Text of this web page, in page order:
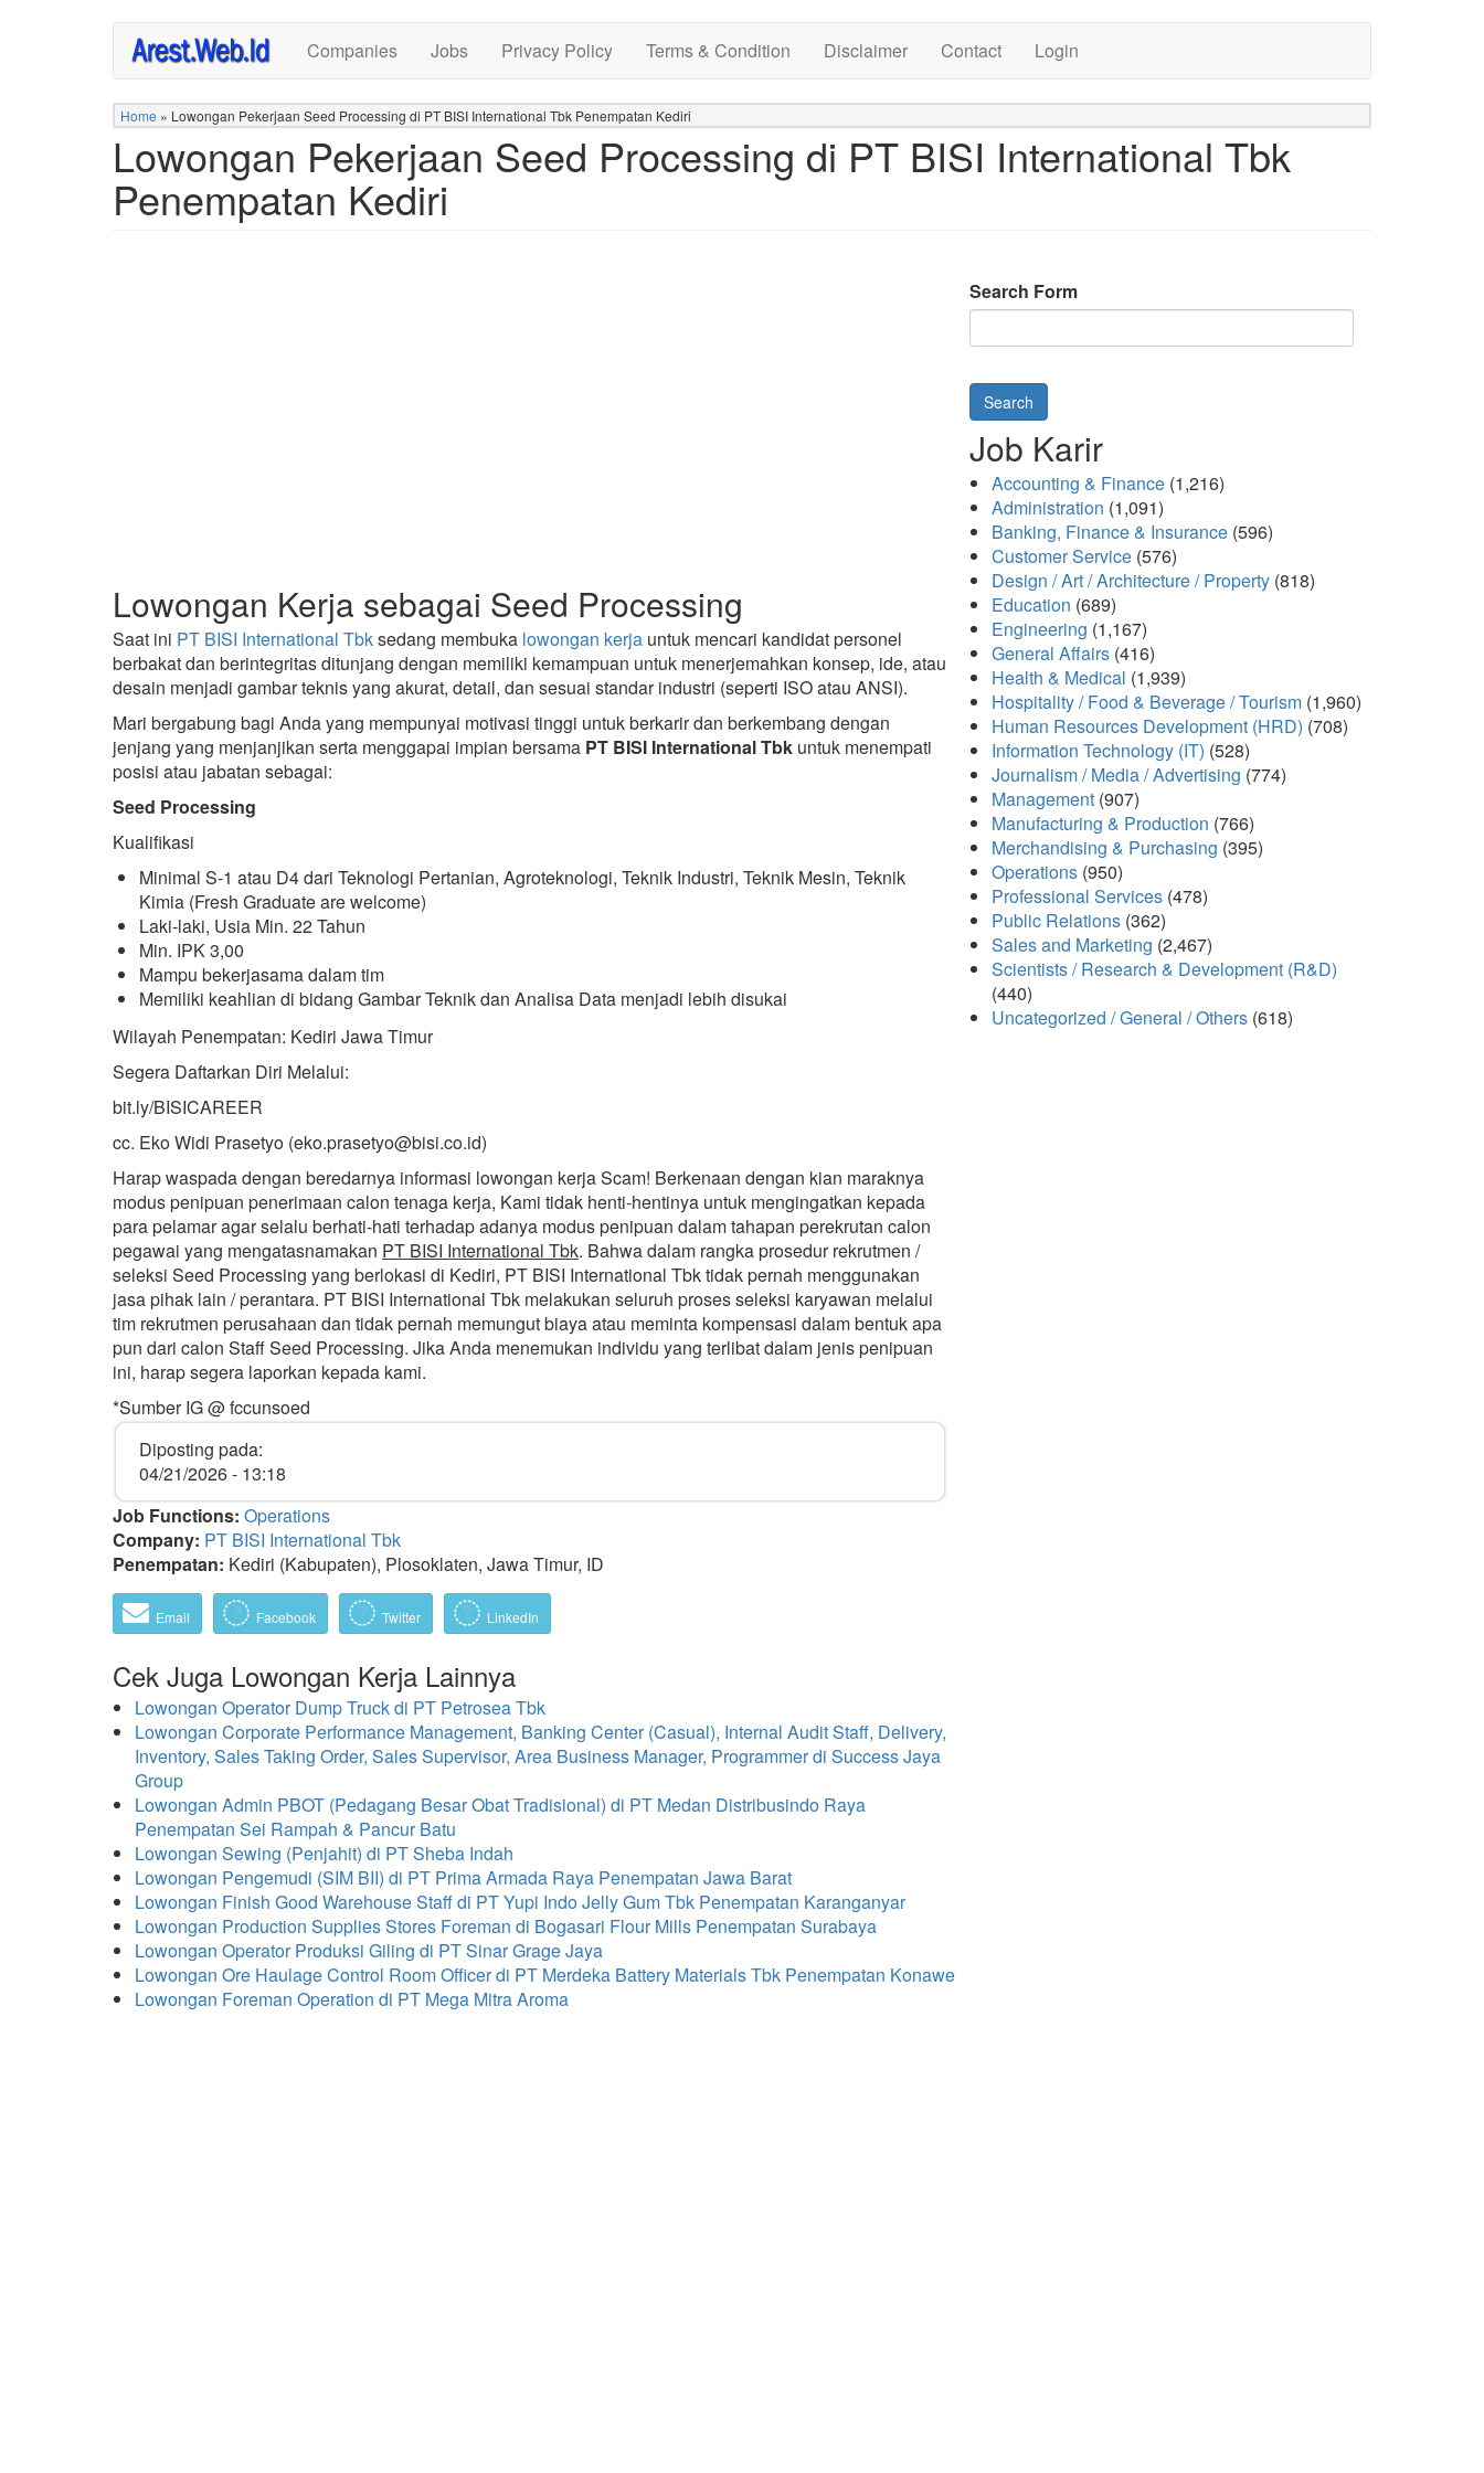
Companies Jobs Privacy Policy Terms & Condition Disclaimer Contact Login
Home » Lowongan Pekerjaan Seed Processing di PT BISI International Tbk Penempatan Kediri
Lowongan Pekerjaan Seed Processing di PT BISI International Tbk
Penempatan Kediri
Lowongan Kerja sebagai Seed Processing
Saat ini PT BISI International Tbksedang membuka lowongan kerja untuk mencari kandidat personel
berbakat dan berintegritas ditunjang dengan memiliki kemampuan untuk menerjemahkan konsep, ide, atau
desain menjadi gambar teknis yang akurat, detail, dan sesuai standar industri (seperti ISO atau ANSI).
Mari bergabung bagi Anda yang mempunyai motivasi tinggi untuk berkarir dan berkembang dengan
jenjang yang menjanjikan serta menggapai impian bersama PT BISI International Tbk untuk menempati
posisi atau jabatan sebagai:
Seed Processing
Kualifikasi
Minimal S-1 atau D4 dari Teknologi Pertanian, Agroteknologi, Teknik Industri, Teknik Mesin, Teknik
Kimia (Fresh Graduate are welcome)
Laki-laki, Usia Min. 22 Tahun
Min. IPK 3,00
Mampu bekerjasama dalam tim
Memiliki keahlian di bidang Gambar Teknik dan Analisa Data menjadi lebih disukai
Wilayah Penempatan: Kediri Jawa Timur
Segera Daftarkan Diri Melalui:
bit.ly/BISICAREER
cc. Eko Widi Prasetyo (eko.prasetyo@bisi.co.id)
Harap waspada dengan beredarnya informasi lowongan kerja Scam! Berkenaan dengan kian maraknya
modus penipuan penerimaan calon tenaga kerja, Kami tidak henti-hentinya untuk mengingatkan kepada
para pelamar agar selalu berhati-hati terhadap adanya modus penipuan dalam tahapan perekrutan calon
pegawai yang mengatasnamakan PT BISI International Tbk. Bahwa dalam rangka prosedur rekrutmen /
seleksi Seed Processing yang berlokasi di Kediri, PT BISI International Tbk tidak pernah menggunakan
jasa pihak lain / perantara. PT BISI International Tbk melakukan seluruh proses seleksi karyawan melalui
tim rekrutmen perusahaan dan tidak pernah memungut biaya atau meminta kompensasi dalam bentuk apa
pun dari calon Staff Seed Processing. Jika Anda menemukan individu yang terlibat dalam jenis penipuan
ini, harap segera laporkan kepada kami.
*Sumber IG @ fccunsoed
Diposting pada:
04/21/2026 - 13:18
Job Functions: Operations
Company: PT BISI International Tbk
Penempatan: Kediri (Kabupaten), Plosoklaten, Jawa Timur, ID
Email Facebook Twitter LinkedIn
Cek Juga Lowongan Kerja Lainnya
Lowongan Operator Dump Truck di PT Petrosea Tbk
Lowongan Corporate Performance Management, Banking Center (Casual), Internal Audit Staff, Delivery,
Inventory, Sales Taking Order, Sales Supervisor, Area Business Manager, Programmer di Success Jaya
Group
Lowongan Admin PBOT (Pedagang Besar Obat Tradisional) di PT Medan Distribusindo Raya
Penempatan Sei Rampah & Pancur Batu
Lowongan Sewing (Penjahit) di PT Sheba Indah
Lowongan Pengemudi (SIM BII) di PT Prima Armada Raya Penempatan Jawa Barat
Lowongan Finish Good Warehouse Staff di PT Yupi Indo Jelly Gum Tbk Penempatan Karanganyar
Lowongan Production Supplies Stores Foreman di Bogasari Flour Mills Penempatan Surabaya
Lowongan Operator Produksi Giling di PT Sinar Grage Jaya
Lowongan Ore Haulage Control Room Officer di PT Merdeka Battery Materials Tbk Penempatan Konawe
Lowongan Foreman Operation di PT Mega Mitra Aroma
Search Form
Search
Job Karir
Accounting & Finance (1,216)
Administration (1,091)
Banking, Finance & Insurance (596)
Customer Service (576)
Design / Art / Architecture / Property (818)
Education (689)
Engineering (1,167)
General Affairs (416)
Health & Medical (1,939)
Hospitality / Food & Beverage / Tourism (1,960)
Human Resources Development (HRD) (708)
Information Technology (IT) (528)
Journalism / Media / Advertising (774)
Management (907)
Manufacturing & Production (766)
Merchandising & Purchasing (395)
Operations (950)
Professional Services (478)
Public Relations (362)
Sales and Marketing (2,467)
Scientists / Research & Development (R&D)
(440)
Uncategorized / General / Others (618)